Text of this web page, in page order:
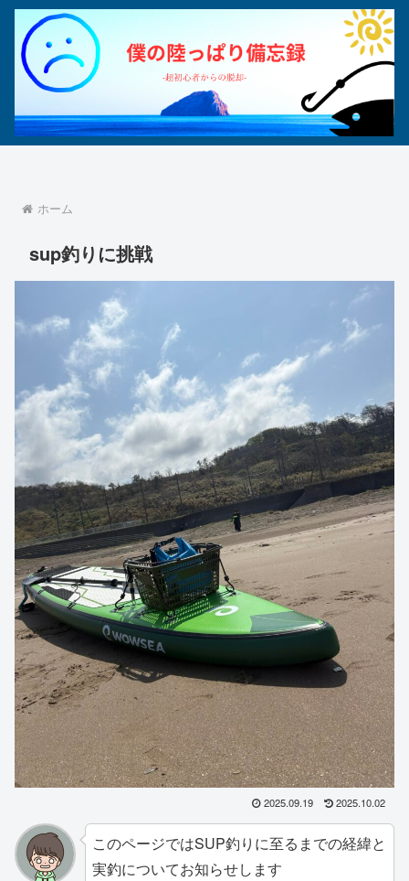
ホーム
sup釣りに挑戦
2025.09.19 2025.10.02
このページではSUP釣りに至るまでの経緯と
実釣についてお知らせします